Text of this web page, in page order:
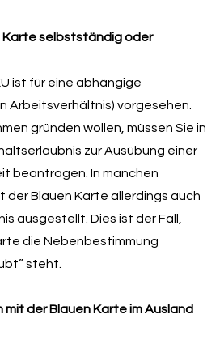
Karte selbstständig oder
ist für eine abhängige
Arbeitsverhältnis) vorgesehen.
gründen wollen, müssen Sie in
zur Ausübung einer
beantragen. In manchen
der Blauen Karte allerdings auch
ausgestellt. Dies ist der Fall,
die Nebenbestimmung
steht.
mit der Blauen Karte im Ausland